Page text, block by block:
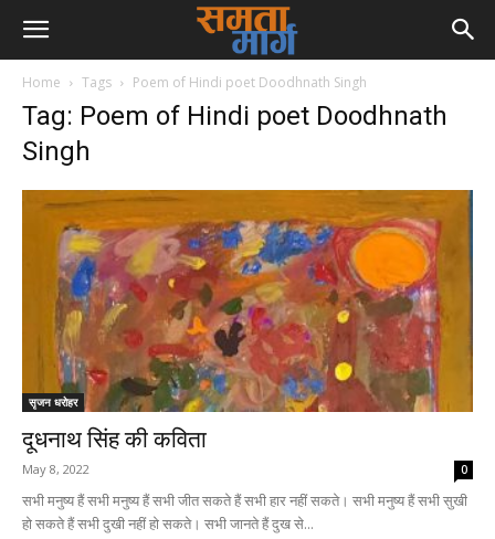
Home Tags Poem of Hindi poet Doodhnath Singh
Tag: Poem of Hindi poet Doodhnath
Singh
सृजन धरोहर
दूधनाथ सिंह की कविता
May 8, 2022 0
सभी मनुष्य हैं सभी मनुष्य हैं सभी जीत सकते हैं सभी हार नहीं सकते। सभी मनुष्य हैं सभी सुखी
हो सकते हैं सभी दुखी नहीं हो सकते। सभी जानते हैं दुख से...